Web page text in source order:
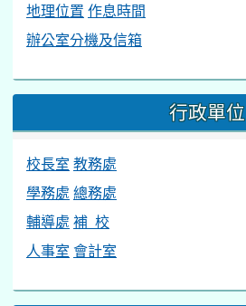
地理位置 作息時間
辦公室分機及信箱
行政單位
校長室 教務處
學務處 總務處
輔導處 補 校
人事室 會計室